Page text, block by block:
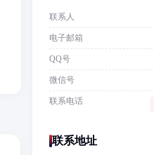
联系人
电子邮箱
QQ号
微信号
联系电话
联系地址